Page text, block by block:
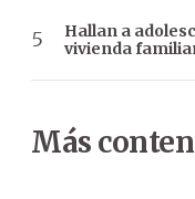
Hallan a
vivienda
Más